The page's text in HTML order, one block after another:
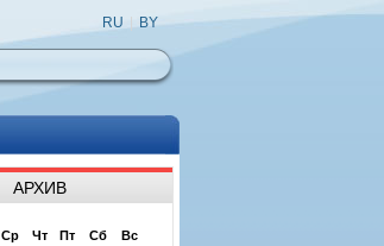
RU BY
АРХИВ
Ср Чт Пт Сб Вс